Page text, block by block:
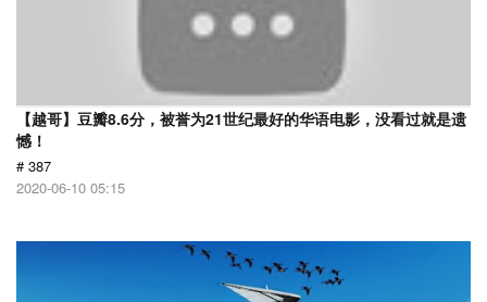
【越哥】豆瓣8.6分，被誉为21世纪最好的华语电影，没看过就是遗
憾！
# 387
2020-06-10 05:15